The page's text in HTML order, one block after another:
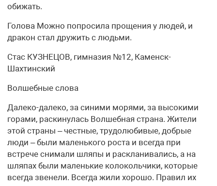
обижать.
Голова Можно попросила прощения у людей, и
дракон стал дружить с людьми.
Стас КУЗНЕЦОВ, гимназия №12, Каменск-
Шахтинский
Волшебные слова
Далеко-далеко, за синими морями, за высокими
горами, раскинулась Волшебная страна. Жители
этой страны – честные, трудолюбивые, добрые
люди – были маленького роста и всегда при
встрече снимали шляпы и раскланивались, а на
шляпах были маленькие колокольчики, которые
всегда звенели. Всегда жили хорошо. Правил их